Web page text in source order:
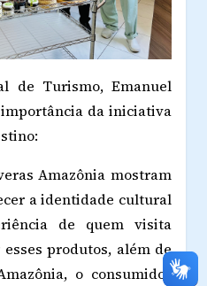
de Turismo, Emanuel
da iniciativa
Amazônia mostram
a identidade cultural
de quem visita
produtos, além de
o consumidor